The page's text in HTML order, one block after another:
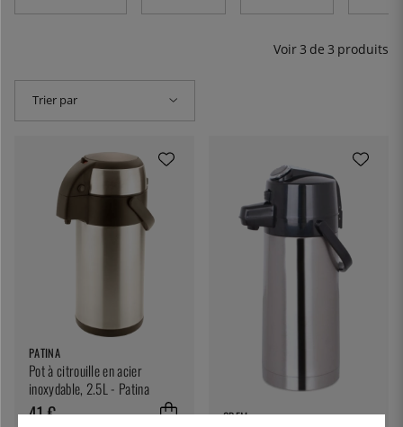
Voir 3 de 3 produits
Trier par
PATINA
Pot à citrouille en acier
inoxydable, 2.5L - Patina
41 € CREM